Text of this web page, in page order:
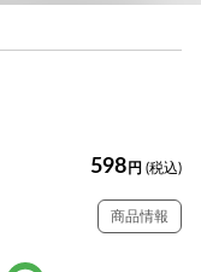
598 円 (税込)
商品情報